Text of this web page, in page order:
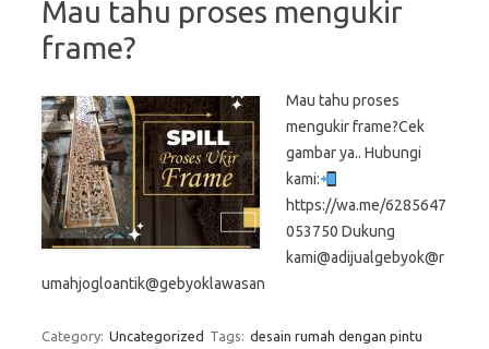
Mau tahu proses mengukir
frame?
Mau tahu proses
mengukir frame?Cek
gambar ya.. Hubungi
kami:
https://wa.me/6285647
053750 Dukung
kami@adijualgebyok@r
umahjogloantik@gebyoklawasan
Category: Uncategorized Tags: desain rumah dengan pintu